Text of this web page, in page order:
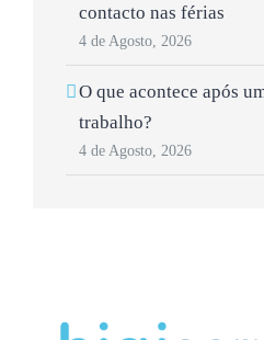
contacto nas férias
4 de Agosto, 2026
O que acontece após
trabalho?
4 de Agosto, 2026